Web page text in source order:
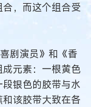
，而这个组合受
剧演员》和《香
元素：一根黄色
银色的胶带与水
该胶带大致在各